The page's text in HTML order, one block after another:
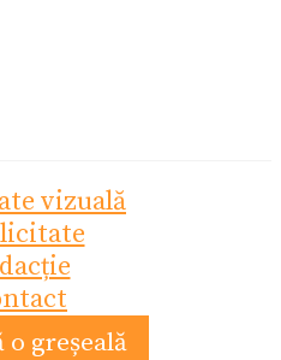
vizuală
o greșeală